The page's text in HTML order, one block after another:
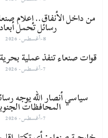
من داخل الأنفاق.. إعلام
رسائل تحمل
8-أغسطس- 2026
قوات صنعاء تنفذ عملية
7-أغسطس- 2026
سياسي أنصار الله يوجه
المحافظات
7-أغسطس- 2026